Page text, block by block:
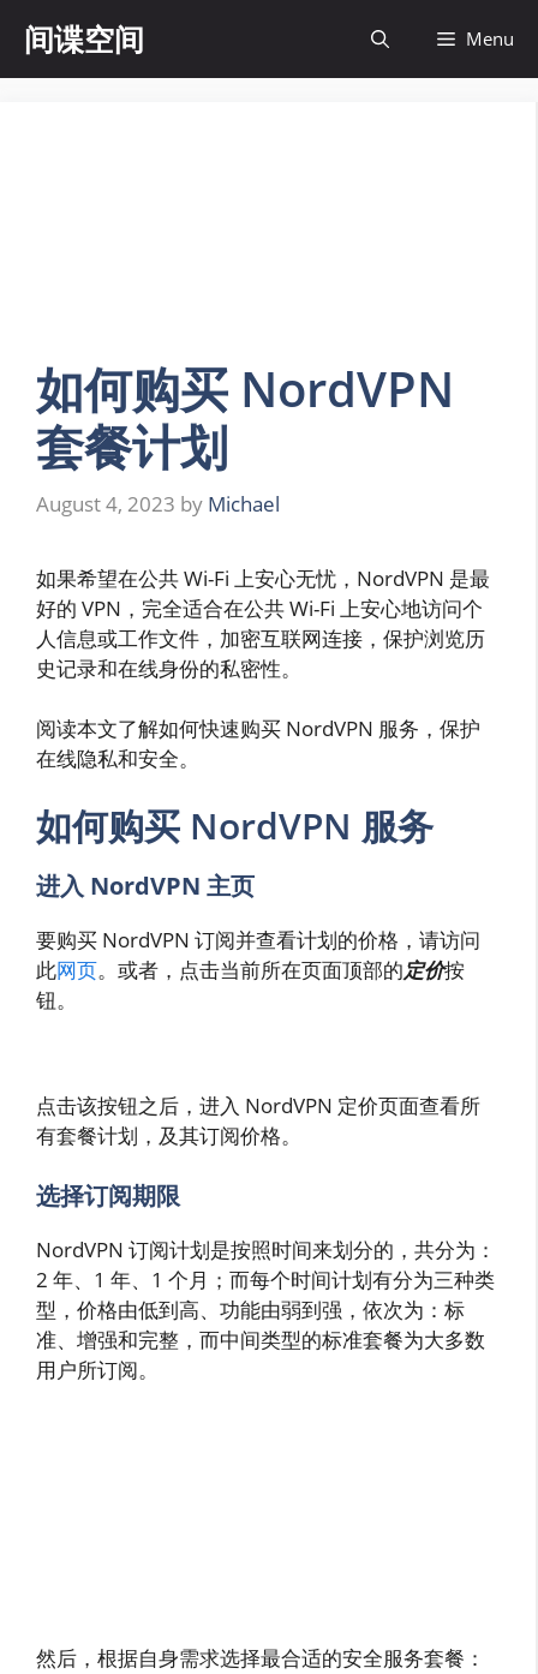
content
间谍空间 Menu
如何购买 NordVPN
套餐计划
August 4, 2023 by Michael
如果希望在公共 Wi-Fi 上安心无忧，NordVPN 是最
好的 VPN，完全适合在公共 Wi-Fi 上安心地访问个
人信息或工作文件，加密互联网连接，保护浏览历
史记录和在线身份的私密性。
阅读本文了解如何快速购买 NordVPN 服务，保护
在线隐私和安全。
如何购买 NordVPN 服务
进入 NordVPN 主页
要购买 NordVPN 订阅并查看计划的价格，请访问
此网页。或者，点击当前所在页面顶部的定价按
钮。
点击该按钮之后，进入 NordVPN 定价页面查看所
有套餐计划，及其订阅价格。
选择订阅期限
NordVPN 订阅计划是按照时间来划分的，共分为：
2 年、1 年、1 个月；而每个时间计划有分为三种类
型，价格由低到高、功能由弱到强，依次为：标
准、增强和完整，而中间类型的标准套餐为大多数
用户所订阅。
然后，根据自身需求选择最合适的安全服务套餐：